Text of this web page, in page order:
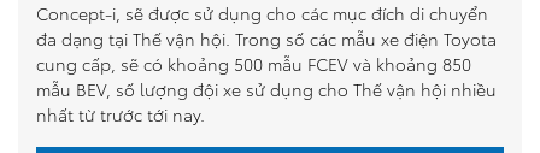
Concept-i, sẽ được sử dụng cho các mục đích di chuyển
đa dạng tại Thế vận hội. Trong số các mẫu xe điện Toyota
cung cấp, sẽ có khoảng 500 mẫu FCEV và khoảng 850
mẫu BEV, số lượng đội xe sử dụng cho Thế vận hội nhiều
nhất từ trước tới nay.